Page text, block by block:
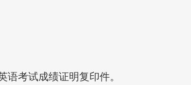
考试成绩证明复印件。